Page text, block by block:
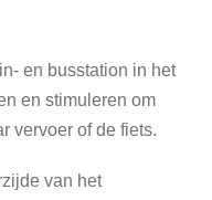
en busstation in het
en stimuleren om
vervoer of de fiets.
van het